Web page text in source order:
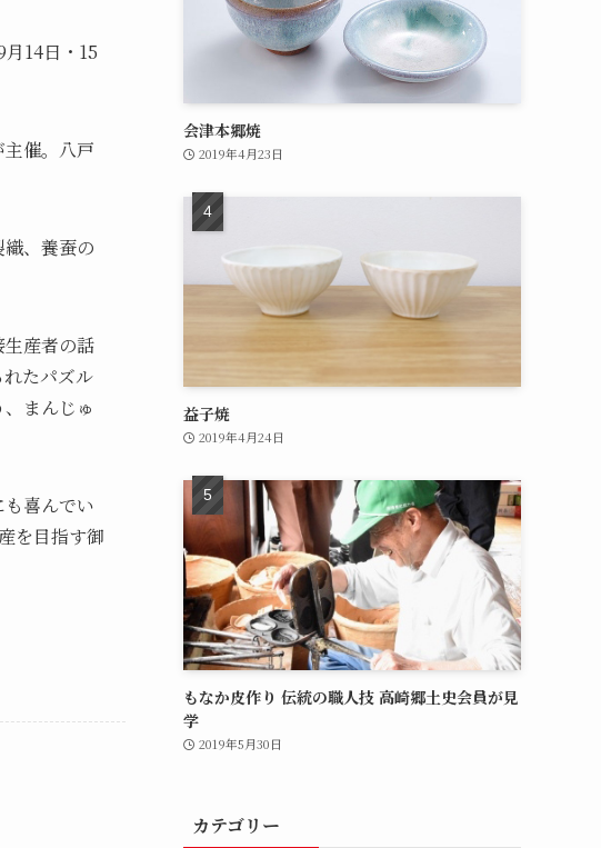
14日・15
催。八戸
、養蚕の
産者の話
たパズル
まんじゅ
喜んでい
を目指す御
会津本郷焼
2019年4月23日
益子焼
2019年4月24日
もなか皮作り 伝統の職人技 高崎郷土史会員が見
学
2019年5月30日
カテゴリー